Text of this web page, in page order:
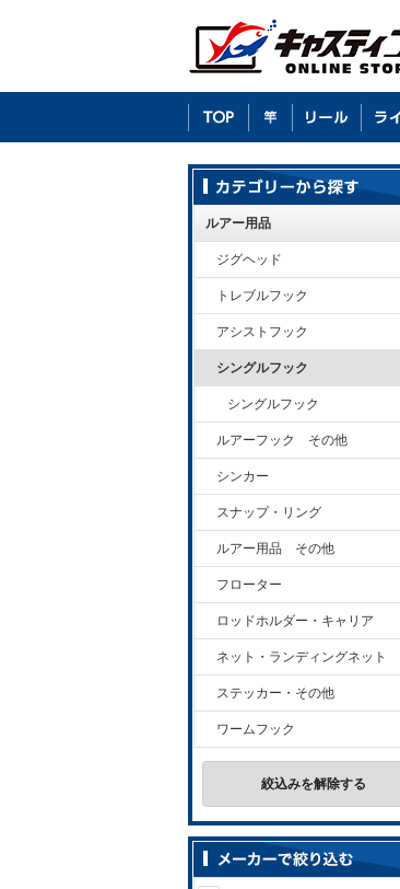
ルアー用品
ジグヘッド
トレブルフック
アシストフック
シングルフック
シングルフック
ルアーフック その他
シンカー
スナップ・リング
ルアー用品 その他
フローター
ロッドホルダー・キャリア
ネット・ランディングネット
ステッカー・その他
ワームフック
絞込みを解除する